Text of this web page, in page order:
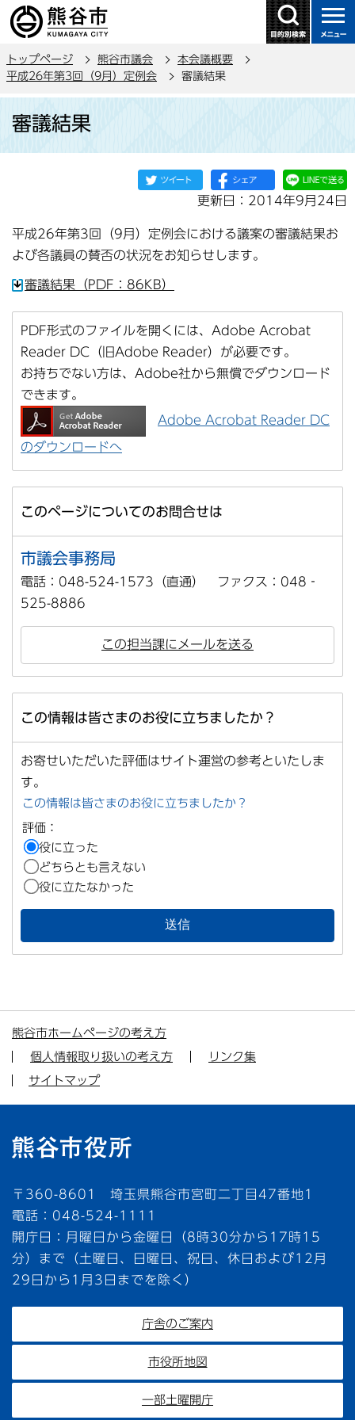
の
ー
トップページ 熊谷市議会
本会議概要
平成26年第3回（9月）定例会
審議結果
審議結果
更新日：2014年9月24日
平成26年第3回（9月）定例会における議案の審議結果お
よび各議員の賛否の状況をお知らせします。
審議結果（PDF：86KB）
PDF形式のファイルを開くには、Adobe Acrobat
Reader DC（旧Adobe Reader）が必要です。
お持ちでない方は、Adobe社から無償でダウンロード
できます。
Adobe Acrobat Reader DC
のダウンロードへ
このページについてのお問合せは
市議会事務局
電話：048-524-1573（直通） ファクス：048‐
525-8886
この担当課にメールを送る
この情報は皆さまのお役に立ちましたか？
お寄せいただいた評価はサイト運営の参考といたしま
す。
この情報は皆さまのお役に立ちましたか？
評価：
役に立った
どちらとも言えない
役に立たなかった
熊谷市ホームページの考え方
個人情報取り扱いの考え方
リンク集
サイトマップ
〒360-8601 埼玉県熊谷市宮町二丁目47番地1
電話：048-524-1111
開庁日：月曜日から金曜日（8時30分から17時15
分）まで（土曜日、日曜日、祝日、休日および12月
29日から1月3日までを除く）
庁舎のご案内
市役所地図
一部土曜開庁